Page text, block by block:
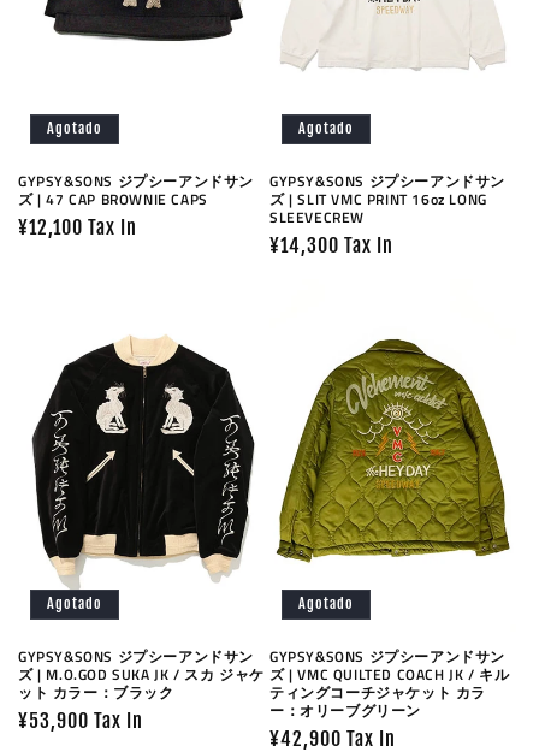
Agotado
GYPSY&SONS ジプシーアンドサン
ズ | 47 CAP BROWNIE CAPS
Precio
¥12,100 Tax In
Agotado
GYPSY&SONS ジプシーアンドサン
ズ | SLIT VMC PRINT 16oz LONG
SLEEVECREW
Precio
¥14,300 Tax In
Agotado
GYPSY&SONS ジプシーアンドサン
ズ | M.O.GOD SUKA JK / スカ ジャケ
ット カラー：ブラック
Precio
¥53,900 Tax In
Agotado
GYPSY&SONS ジプシーアンドサン
ズ | VMC QUILTED COACH JK / キル
ティングコーチジャケット カラ
ー：オリーブグリーン
Precio
¥42,900 Tax In